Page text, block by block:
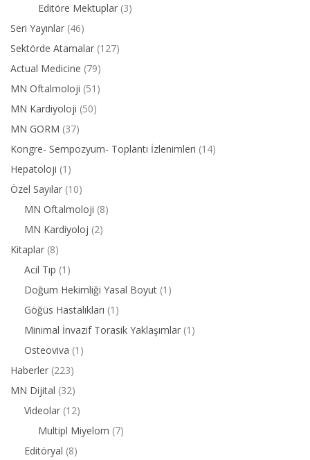
Editöre Mektuplar (3)
Seri Yayınlar (46)
Sektörde Atamalar (127)
Actual Medicine (79)
MN Oftalmoloji (51)
MN Kardiyoloji (50)
MN GORM (37)
Kongre- Sempozyum- Toplantı İzlenimleri (14)
Hepatoloji (1)
Özel Sayılar (10)
MN Oftalmoloji (8)
MN Kardiyoloj (2)
Kitaplar (8)
Acil Tıp (1)
Doğum Hekimliği Yasal Boyut (1)
Göğüs Hastalıkları (1)
Minimal İnvazif Torasik Yaklaşımlar (1)
Osteoviva (1)
Haberler (223)
MN Dijital (32)
Videolar (12)
Multipl Miyelom (7)
Editöryal (8)